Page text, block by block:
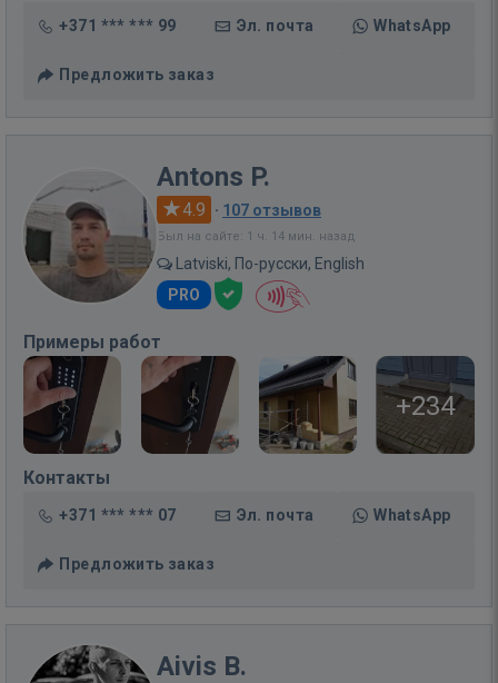
+371 *** *** 99 Эл. почта WhatsApp
Предложить заказ
Antons P.
4.9 · 107 отзывов
Был на сайте: 1 ч. 14 мин. назад
Latviski, По-русски, English
PRO
Примеры работ
+234
Контакты
+371 *** *** 07 Эл. почта WhatsApp
Предложить заказ
Aivis B.